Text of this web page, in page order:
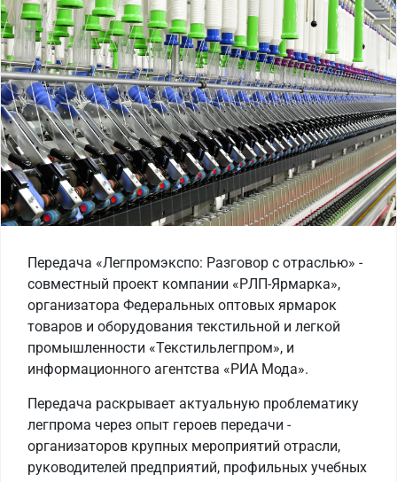
Передача «Легпромэкспо: Разговор с отраслью» -
совместный проект компании «РЛП-Ярмарка»,
организатора Федеральных оптовых ярмарок
товаров и оборудования текстильной и легкой
промышленности «Текстильлегпром», и
информационного агентства «РИА Мода».
Передача раскрывает актуальную проблематику
легпрома через опыт героев передачи -
организаторов крупных мероприятий отрасли,
руководителей предприятий, профильных учебных